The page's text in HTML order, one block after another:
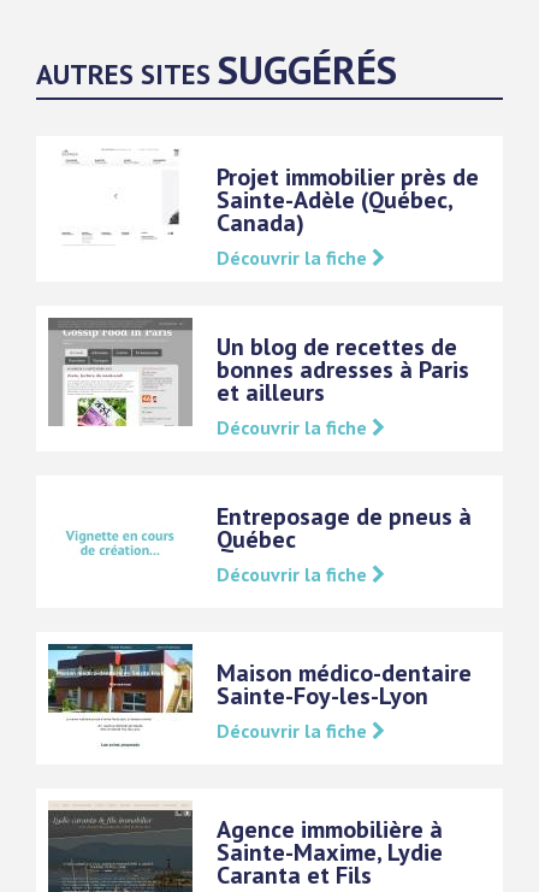
AUTRES SITES SUGGÉRÉS
Projet immobilier près de
Sainte-Adèle (Québec,
Canada)
Découvrir la fiche
Un blog de recettes de
bonnes adresses à Paris
et ailleurs
Découvrir la fiche
Entreposage de pneus à
Québec
Découvrir la fiche
Maison médico-dentaire
Sainte-Foy-les-Lyon
Découvrir la fiche
Agence immobilière à
Sainte-Maxime, Lydie
Caranta et Fils